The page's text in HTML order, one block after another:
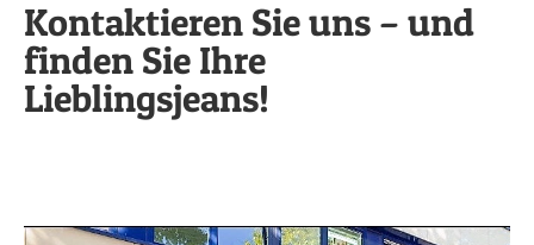
Kontaktieren Sie uns – und
finden Sie Ihre
Lieblingsjeans!